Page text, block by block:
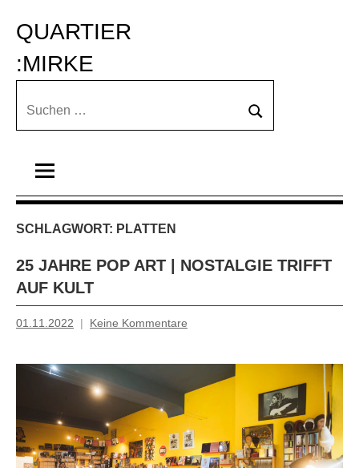
Inhalt
springen
QUARTIER
:MIRKE
Suchen
Suchen
SCHLAGWORT: PLATTEN
25 JAHRE POP ART | NOSTALGIE TRIFFT
AUF KULT
01.11.2022
Mosche
Keine Kommentare